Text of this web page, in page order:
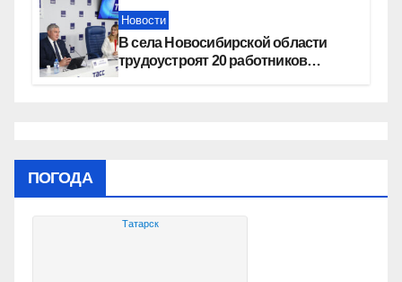
Новости
В села Новосибирской области
трудоустроят 20 работников
ПОГОДА
Татарск